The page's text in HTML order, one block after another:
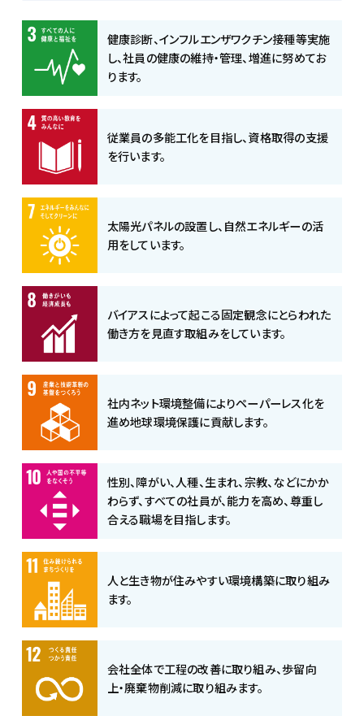
健康診断、インフルエンザワクチン接種等実施
し、社員の健康の維持・管理、増進に努めてお
ります。
従業員の多能工化を目指し、資格取得の支援
を行います。
太陽光パネルの設置し、自然エネルギーの活
用をしています。
バイアスによって起こる固定観念にとらわれた
働き方を見直す取組みをしています。
社内ネット環境整備によりペーパーレス化を
進め地球環境保護に貢献します。
性別、障がい、人種、生まれ、宗教、などにかか
わらず、すべての社員が、能力を高め、尊重し
合える職場を目指します。
人と生き物が住みやすい環境構築に取り組み
ます。
会社全体で工程の改善に取り組み、歩留向
上・廃棄物削減に取り組みます。